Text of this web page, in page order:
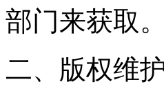
部门来获取。
二、版权维